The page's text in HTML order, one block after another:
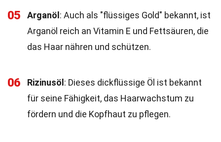
05 Arganöl : Auch als "flüssiges Gold" bekannt, ist
Arganöl reich an Vitamin E und Fettsäuren, die
das Haar nähren und schützen.
06 Rizinusöl : Dieses dickflüssige Öl ist bekannt
für seine Fähigkeit, das Haarwachstum zu
fördern und die Kopfhaut zu pflegen.